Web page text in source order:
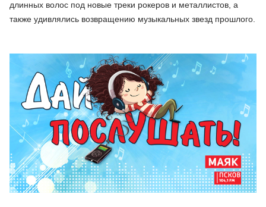
длинных волос под новые треки рокеров и металлистов, а
также удивлялись возвращению музыкальных звезд прошлого.